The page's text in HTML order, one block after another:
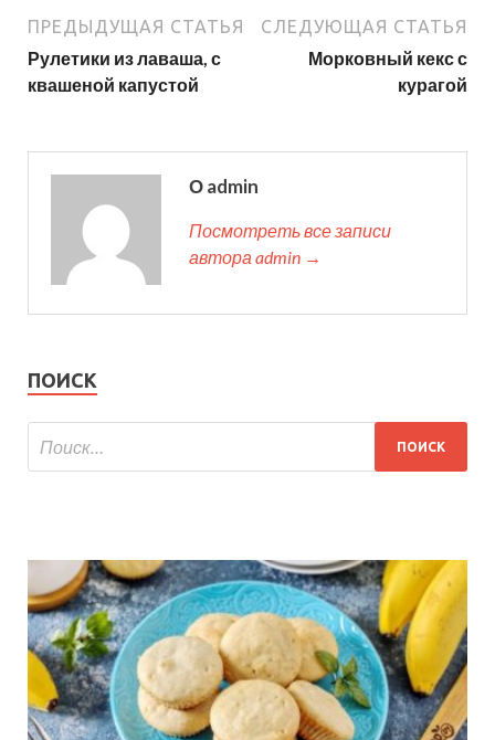
ПРЕДЫДУЩАЯ СТАТЬЯ
Рулетики из лаваша, с
квашеной капустой
СЛЕДУЮЩАЯ СТАТЬЯ
Морковный кекс с
курагой
О admin
Посмотреть все записи
автора admin →
ПОИСК